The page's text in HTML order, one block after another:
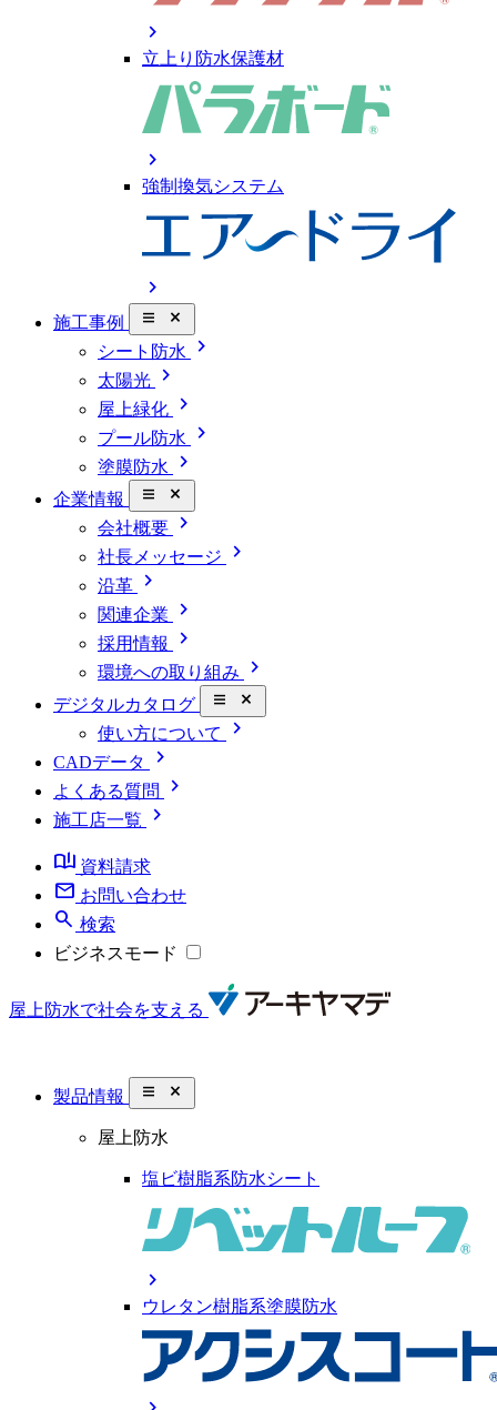
chevron_right
立上り防水保護材
chevron_right
強制換気システム
chevron_right
施工事例 close_small
シート防水 chevron_right
太陽光 chevron_right
屋上緑化 chevron_right
プール防水 chevron_right
塗膜防水 chevron_right
企業情報 close_small
会社概要 chevron_right
社長メッセージ chevron_right
沿革 chevron_right
関連企業 chevron_right
採用情報 chevron_right
環境への取り組み chevron_right
デジタルカタログ close_small
使い方について chevron_right
CADデータ chevron_right
よくある質問 chevron_right
施工店一覧
chevron_right
book_ribbon 資料請求
mail お問い合わせ
search 検索
ビジネスモード
屋上防水で社会を支える
製品情報 close_small
屋上防水
塩ビ樹脂系防水シート
chevron_right
ウレタン樹脂系塗膜防水